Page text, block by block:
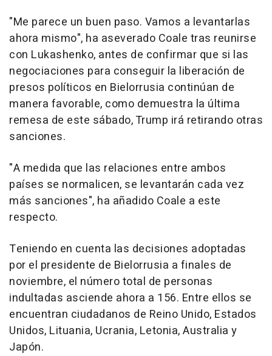
"Me parece un buen paso. Vamos a levantarlas
ahora mismo", ha aseverado Coale tras reunirse
con Lukashenko, antes de confirmar que si las
negociaciones para conseguir la liberación de
presos políticos en Bielorrusia continúan de
manera favorable, como demuestra la última
remesa de este sábado, Trump irá retirando otras
sanciones.
"A medida que las relaciones entre ambos
países se normalicen, se levantarán cada vez
más sanciones", ha añadido Coale a este
respecto.
Teniendo en cuenta las decisiones adoptadas
por el presidente de Bielorrusia a finales de
noviembre, el número total de personas
indultadas asciende ahora a 156. Entre ellos se
encuentran ciudadanos de Reino Unido, Estados
Unidos, Lituania, Ucrania, Letonia, Australia y
Japón.